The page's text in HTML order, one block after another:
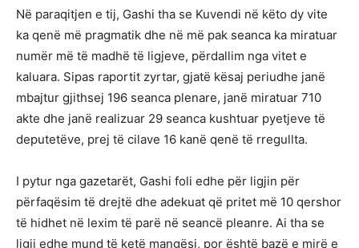
Në paraqitjen e tij, Gashi tha se Kuvendi në këto dy vite
ka qenë më pragmatik dhe në më pak seanca ka miratuar
numër më të madhë të ligjeve, përdallim nga vitet e
kaluara. Sipas raportit zyrtar, gjatë kësaj periudhe janë
mbajtur gjithsej 196 seanca plenare, janë miratuar 710
akte dhe janë realizuar 29 seanca kushtuar pyetjeve të
deputetëve, prej të cilave 16 kanë qenë të rregullta.
I pytur nga gazetarët, Gashi foli edhe për ligjin për
përfaqësim të drejtë dhe adekuat që pritet më 10 qershor
të hidhet në lexim të parë në seancë pleanre. Ai tha se
ligji edhe mund të ketë mangësi, por është bazë e mirë e